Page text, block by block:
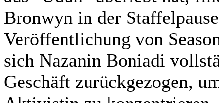
Bronwyn in der
Veröffentlichung von
sich Nazanin Boniadi
Geschäft zurückgezogen,